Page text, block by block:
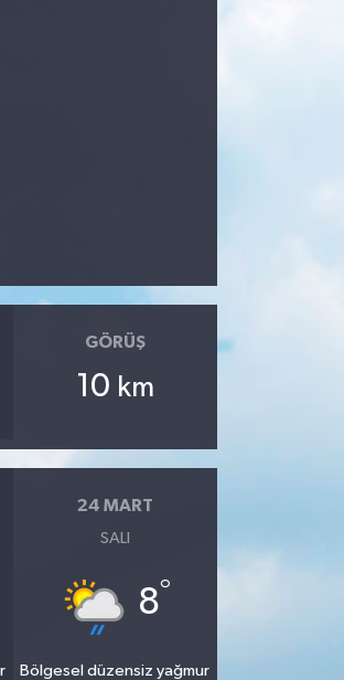
GÖRÜŞ
10 km
24 MART
SALI
8°
Bölgesel düzensiz yağmur